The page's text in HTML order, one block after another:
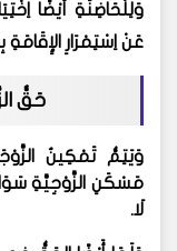
وَلِلْحَاضِنَةِ أَيْضًا
عَنْ اِسْتِمْرَارِ
حَقُّ
وَيَتِمُّ تَمْكِينُ
مَسْكَنِ الزَّوْجِيَّةِ
لَا.